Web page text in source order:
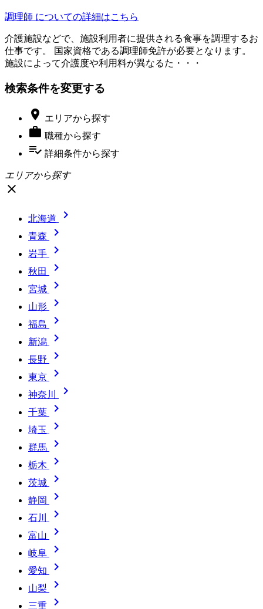
調理師 についての詳細はこちら
介護施設などで、施設利用者に提供される食事を調理するお
仕事です。 国家資格である調理師免許が必要となります。
施設によって介護度や利用料が異なるた・・・
検索条件を変更する
 エリアから探す
 職種から探す
playlist_add_check 詳細条件から探す
エリアから探す
close
北海道 
青森 
岩手 
秋田 
宮城 
山形 
福島 
新潟 
長野 
東京 
神奈川 
千葉 
埼玉 
群馬 
栃木 
茨城 
静岡 
石川 
富山 
岐阜 
愛知 
山梨 
三重 